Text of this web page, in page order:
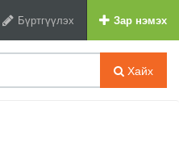
Бүртгүүлэх Зар нэмэх
Хайх